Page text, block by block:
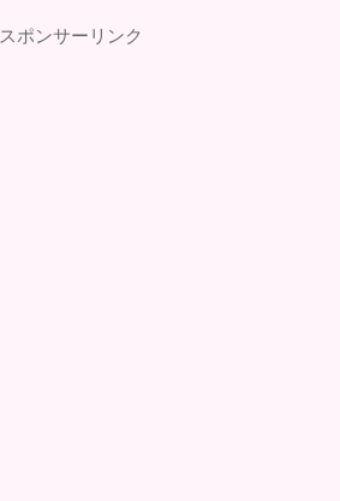
スポンサーリンク